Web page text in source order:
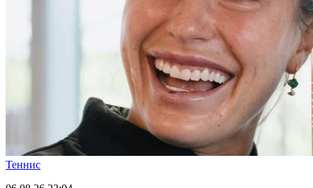
Теннис